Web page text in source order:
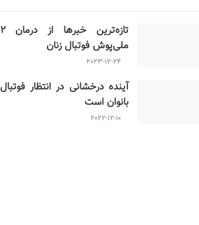
تازه‌ترین خبرها از درمان ۲
ملی‌پوش فوتبال زنان
2023-12-24
آینده درخشانی در انتظار فوتبال
بانوان است
2022-12-10